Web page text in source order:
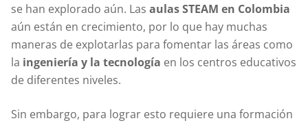
se han explorado aún. Las aulas STEAM en Colombia
aún están en crecimiento, por lo que hay muchas
maneras de explotarlas para fomentar las áreas como
la ingeniería y la tecnología en los centros educativos
de diferentes niveles.
Sin embargo, para lograr esto requiere una formación